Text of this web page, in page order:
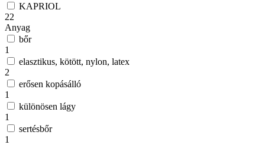
KAPRIOL
22
Anyag
bőr
1
elasztikus, kötött, nylon, latex
2
erősen kopásálló
1
különösen lágy
1
sertésbőr
1